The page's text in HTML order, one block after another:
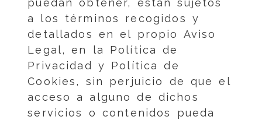
a los términos recogidos y
detallados en el propio Aviso
Legal, en la Política de
Privacidad y Política de
Cookies, sin perjuicio de que el
acceso a alguno de dichos
servicios o contenidos pueda